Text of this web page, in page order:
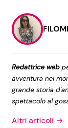
Redattrice web
avventura nel
grande storia
spettacolo al
Altri articoli →